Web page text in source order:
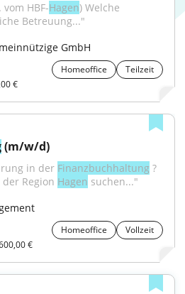
HBF-Hagen) Welche
Betreuung..."
GmbH
Homeoffice
Teilzeit
€
(m/w/d)
in der Finanzbuchhaltung ?
Region Hagen suchen..."
Homeoffice
Vollzeit
€